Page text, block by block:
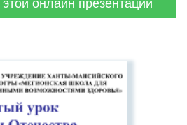
онлайн презентации